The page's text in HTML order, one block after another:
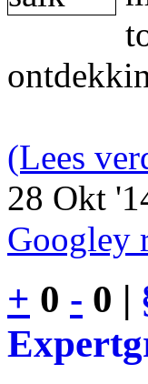
(Lees
28 Okt
Googley
+ 0 - 0 |